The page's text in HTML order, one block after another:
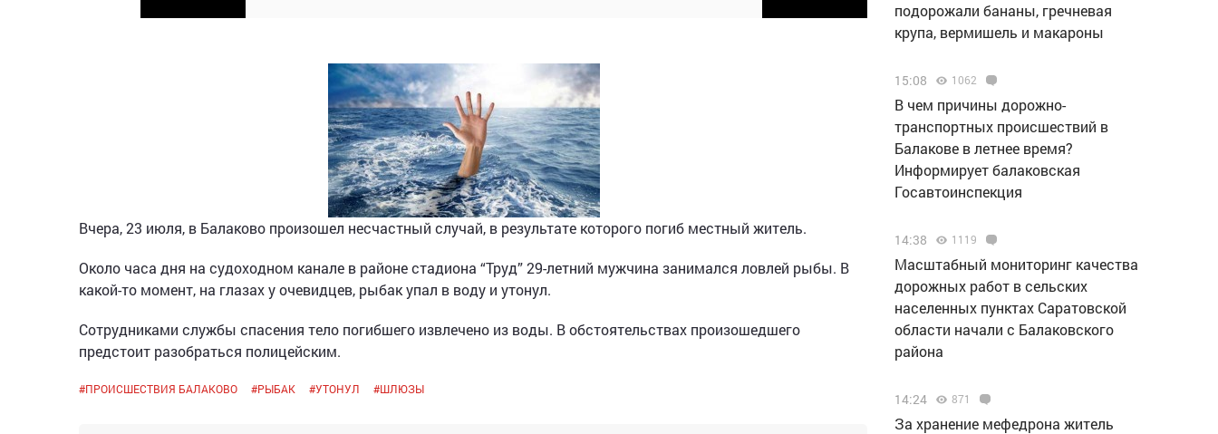
Вчера, 23 июля, в Балаково произошел несчастный случай, в результате которого погиб местный житель.
Около часа дня на судоходном канале в районе стадиона “Труд” 29-летний мужчина занимался ловлей рыбы. В
какой-то момент, на глазах у очевидцев, рыбак упал в воду и утонул.
Сотрудниками службы спасения тело погибшего извлечено из воды. В обстоятельствах произошедшего
предстоит разобраться полицейским.
#ПРОИСШЕСТВИЯ БАЛАКОВО #РЫБАК #УТОНУЛ #ШЛЮЗЫ
подорожали бананы, гречневая
крупа, вермишель и макароны
15:08 1062
В чем причины дорожно-
транспортных происшествий в
Балакове в летнее время?
Информирует балаковская
Госавтоинспекция
14:38 1119
Масштабный мониторинг качества
дорожных работ в сельских
населенных пунктах Саратовской
области начали с Балаковского
района
14:24 871
За хранение мефедрона житель